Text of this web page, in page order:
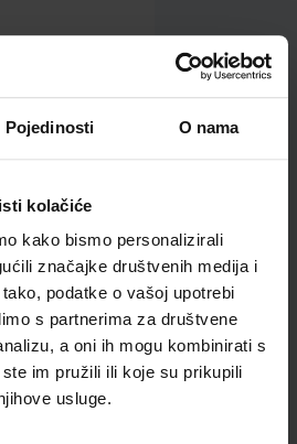
Pojedinosti O nama
kolačiće
kako bismo personalizirali
značajke društvenih medija i
podatke o vašoj upotrebi
s partnerima za društvene
a oni ih mogu kombinirati s
im pružili ili koje su prikupili
usluge.
biraju..
papir u sticku
40 g